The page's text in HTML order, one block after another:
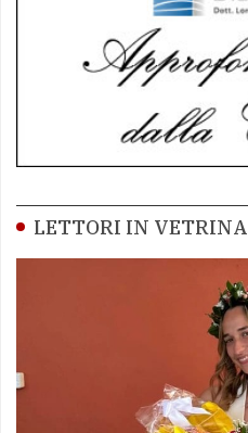
LETTORI IN VETRINA